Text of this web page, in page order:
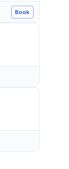
Book